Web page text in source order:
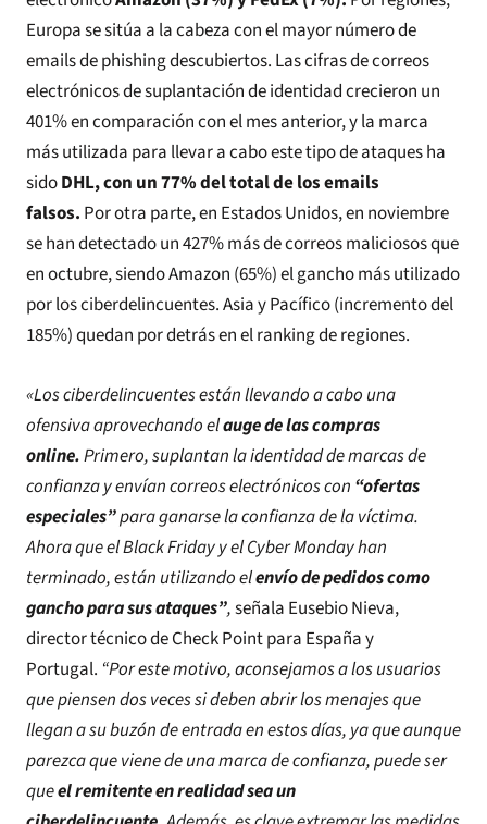
Europa se sitúa a la cabeza con el mayor número de
emails de phishing descubiertos. Las cifras de correos
electrónicos de suplantación de identidad crecieron un
401% en comparación con el mes anterior, y la marca
más utilizada para llevar a cabo este tipo de ataques ha
sidoDHL, con un 77% del total de los emails
falsos. Por otra parte, en Estados Unidos, en noviembre
se han detectado un 427% más de correos maliciosos que
en octubre, siendo Amazon (65%) el gancho más utilizado
por los ciberdelincuentes. Asia y Pacífico (incremento del
185%) quedan por detrás en el ranking de regiones.
«Los ciberdelincuentes están llevando a cabo una
ofensiva aprovechando elauge de las compras
online.Primero, suplantan la identidad de marcas de
confianza y envían correos electrónicos con “ofertas
especiales”para ganarse la confianza de la víctima.
Ahora que el Black Friday y el Cyber Monday han
terminado, están utilizando elenvío de pedidos como
gancho para sus ataques”,señala Eusebio Nieva,
director técnico de Check Point para España y
Portugal. “Por este motivo, aconsejamos a los usuarios
que piensen dos veces si deben abrir los menajes que
llegan a su buzón de entrada en estos días, ya que aunque
parezca que viene de una marca de confianza, puede ser
queel remitente en realidad sea un